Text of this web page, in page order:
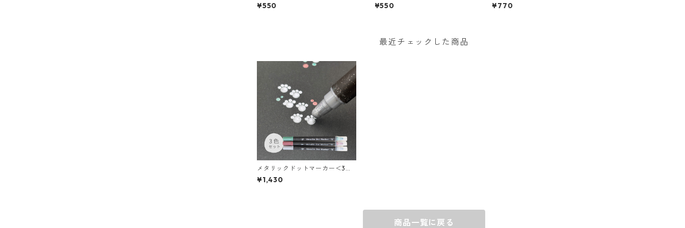
ー＜全2種＞
¥550 ＞
¥550 ド＜全2種＞
¥770
最近チェックした商品
メタリックドットマーカー＜3本
セット＞
¥1,430
商品一覧に戻る